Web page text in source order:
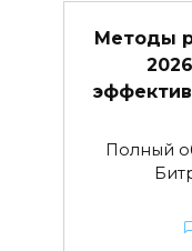
Методы
Полный